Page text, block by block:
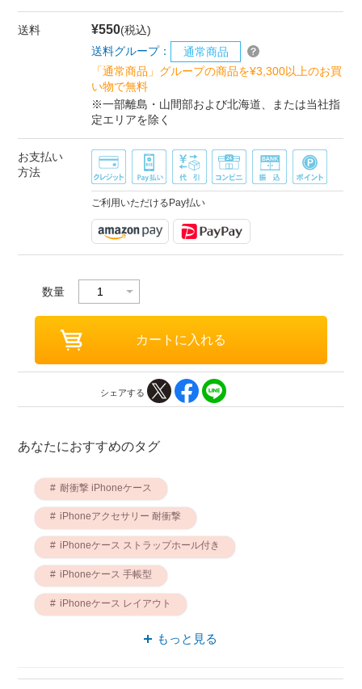
送料 ¥550(税込)
送料グループ：
通常商品
「通常商品」グループの商品を¥3,300以上のお買
い物で無料
※一部離島・山間部および北海道、または当社指
定エリアを除く
お支払い
方法
ご利用いただけるPay払い
数量
シェアする
あなたにおすすめのタグ
耐衝撃 iPhoneケース
iPhoneアクセサリー 耐衝撃
iPhoneケース ストラップホール付き
iPhoneケース 手帳型
iPhoneケース レイアウト
iPhoneアクセサリー 手帳型
もっと見る